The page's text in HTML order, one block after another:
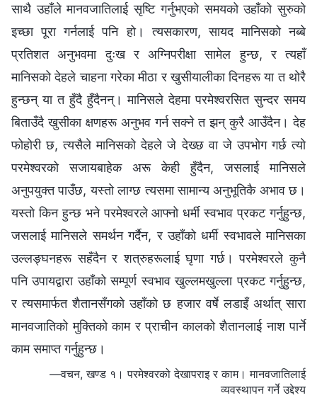
साथै उहाँले मानवजातिलाई सृष्टि गर्नुभएको समयको उहाँको सुरुको
इच्छा पूरा गर्नलाई पनि हो। त्यसकारण, सायद मानिसको नब्बे
प्रतिशत अनुभवमा दुःख र अग्‍निपरीक्षा सामेल हुन्छ, र त्यहाँ
मानिसको देहले चाहना गरेका मीठा र खुसीयालीका दिनहरू या त थोरै
हुन्छन् या त हुँदै हुँदैनन्। मानिसले देहमा परमेश्‍वरसित सुन्दर समय
बिताउँदै खुसीका क्षणहरू अनुभव गर्न सक्‍ने त झन् कुरै आउँदैन। देह
फोहोरी छ, त्यसैले मानिसको देहले जे देख्छ वा जे उपभोग गर्छ त्यो
परमेश्‍वरको सजायबाहेक अरू केही हुँदैन, जसलाई मानिसले
अनुपयुक्त पाउँछ, यस्तो लाग्छ त्यसमा सामान्य अनुभूतिकै अभाव छ।
यस्तो किन हुन्छ भने परमेश्‍वरले आफ्नो धर्मी स्वभाव प्रकट गर्नुहुन्छ,
जसलाई मानिसले समर्थन गर्दैन, र उहाँको धर्मी स्वभावले मानिसका
उल्लङ्घनहरू सहँदैन र शत्रुहरूलाई घृणा गर्छ। परमेश्‍वरले कुनै
पनि उपायद्वारा उहाँको सम्पूर्ण स्वभाव खुल्लमखुल्ला प्रकट गर्नुहुन्छ,
र त्यसमार्फत शैतानसँगको उहाँको छ हजार वर्षे लडाइँ अर्थात् सारा
मानवजातिको मुक्तिको काम र प्राचीन कालको शैतानलाई नाश पार्ने
काम समाप्त गर्नुहुन्छ।
—वचन, खण्ड १। परमेश्‍वरको देखापराइ र काम। मानवजातिलाई
व्यवस्थापन गर्ने उद्देश्य